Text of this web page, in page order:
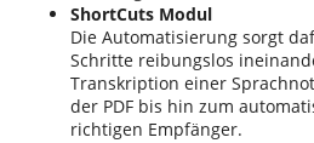
ShortCuts Modul
Die Automatisierung sorgt
Schritte reibungslos
Transkription einer
der PDF bis hin zum
richtigen Empfänger.